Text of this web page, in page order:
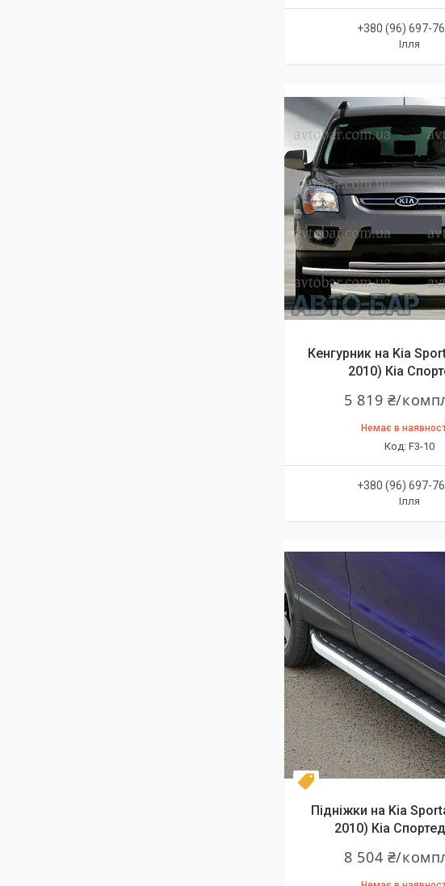
+380 (96) 697-
Ілля
Кенгурник на Kia
2010) Кіа
5 819 ₴/
Немає в
F3-10
+380 (96) 697-
Ілля
Підніжки на Kia
2010) Кіа
8 504 ₴/